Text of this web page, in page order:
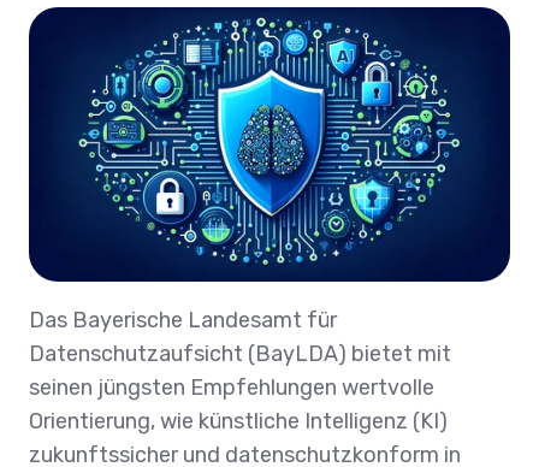
Das Bayerische Landesamt für
Datenschutzaufsicht (BayLDA) bietet mit
seinen jüngsten Empfehlungen wertvolle
Orientierung, wie künstliche Intelligenz (KI)
zukunftssicher und datenschutzkonform in